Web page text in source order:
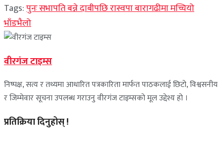
Tags:पुनः सभापति बन्ने दाबीपछि रास्वपा बारागढीमा मच्चियो
भाँडभैलो
वीरगंज टाइम्स
निष्पक्ष, सत्य र तथ्यमा आधारित पत्रकारिता मार्फत पाठकलाई छिटो, विश्वसनीय
र जिम्मेवार सूचना उपलब्ध गराउनु वीरगंज टाइम्सको मूल उद्देश्य हो ।
प्रतिक्रिया दिनुहोस् !